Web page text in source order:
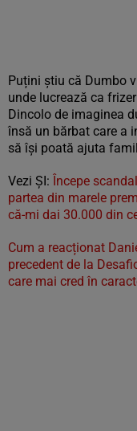
Puțini știu că Dumbo
unde lucrează ca
Dincolo de imaginea
însă un bărbat care a
să își poată ajuta
Vezi ȘI: Începe
partea din marele
că-mi dai 30.000 din
Cum a reacționat
precedent de la
care mai cred în